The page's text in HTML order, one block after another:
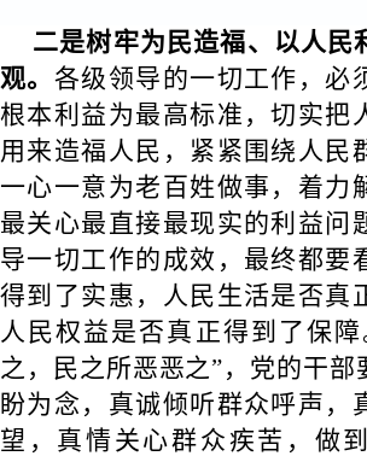
二是树牢为民造福、以人民
观。 各级领导的一切工作，必
根本利益为最高标准，切实把
用来造福人民，紧紧围绕人民
一心一意为老百姓做事，着力
最关心最直接最现实的利益问
导一切工作的成效，最终都要
得到了实惠，人民生活是否真
人民权益是否真正得到了保
之，民之所恶恶之”，党的干部
盼为念，真诚倾听群众呼声，
望，真情关心群众疾苦，做